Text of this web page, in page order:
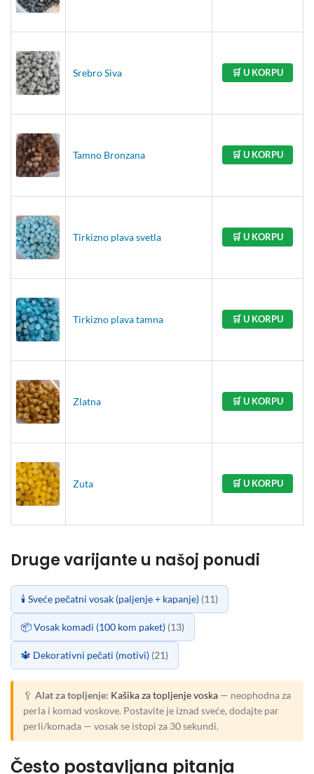
Srebro Siva 🛒 U KORPU
Tamno Bronzana 🛒 U KORPU
Tirkizno plava svetla 🛒 U KORPU
Tirkizno plava tamna 🛒 U KORPU
Zlatna 🛒 U KORPU
Zuta 🛒 U KORPU
Druge varijante u našoj ponudi
🕯️ Sveće pečatni vosak (paljenje + kapanje) (11)
📦 Vosak komadi (100 kom paket) (13)
🔱 Dekorativni pečati (motivi) (21)
🥄 Alat za topljenje: Kašika za topljenje voska — neophodna za
perla i komad voskove. Postavite je iznad sveće, dodajte par
perli/komada — vosak se istopi za 30 sekundi.
Često postavljana pitanja